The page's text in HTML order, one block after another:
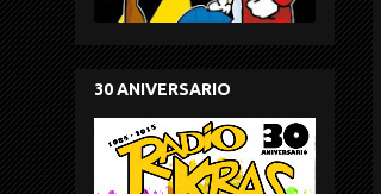
30 ANIVERSARIO